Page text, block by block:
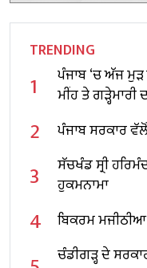
TRENDING
1
ਪੰਜਾਬ ‘ਚ ਅੱਜ ਮੁੜ
ਮੀਂਹ ਤੇ ਗੜ੍ਹੇਮਾਰੀ
2 ਪੰਜਾਬ ਸਰਕਾਰ
3
ਸੱਚਖੰਡ ਸ੍ਰੀ
ਹੁਕਮਨਾਮਾ
4 ਬਿਕਰਮ
ਚੰਡੀਗੜ੍ਹ ਦੇ